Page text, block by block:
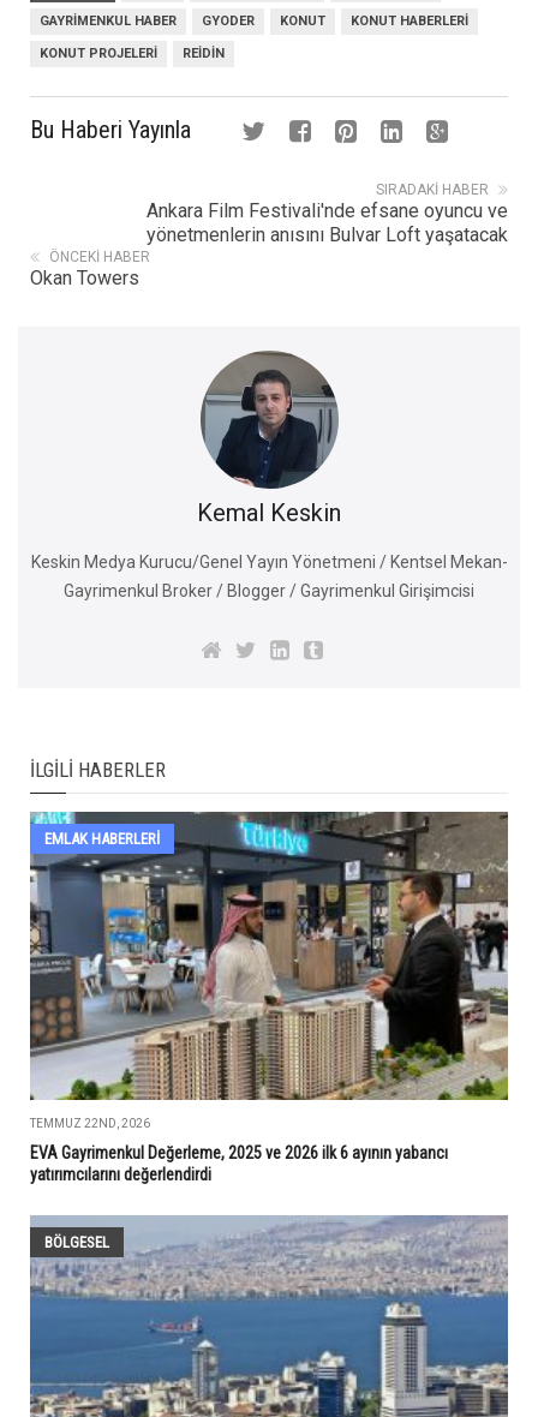
GAYRIMENKUL HABER GYODER KONUT KONUT HABERLERI
KONUT PROJELERI REIDIN
Bu Haberi Yayınla
SIRADAKI HABER
Ankara Film Festivali'nde efsane oyuncu ve
yönetmenlerin anısını Bulvar Loft yaşatacak
ÖNCEKI HABER
Okan Towers
Kemal Keskin
Keskin Medya Kurucu/Genel Yayın Yönetmeni / Kentsel Mekan-
Gayrimenkul Broker / Blogger / Gayrimenkul Girişimcisi
İLGILI HABERLER
EMLAK HABERLERI
TEMMUZ 22ND, 2026
EVA Gayrimenkul Değerleme, 2025 ve 2026 ilk 6 ayının yabancı
yatırımcılarını değerlendirdi
BÖLGESEL